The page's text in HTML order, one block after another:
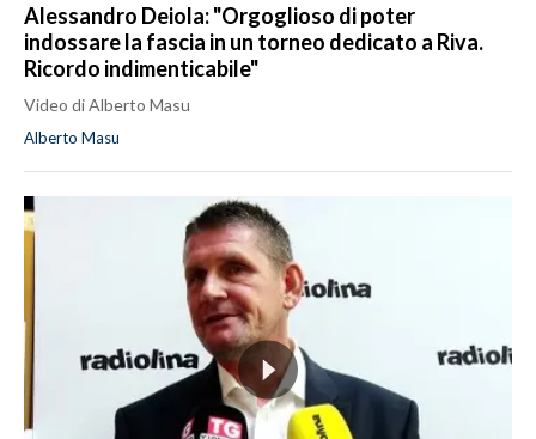
Alessandro Deiola: "Orgoglioso di poter
indossare la fascia in un torneo dedicato a Riva.
Ricordo indimenticabile"
Video di Alberto Masu
Alberto Masu